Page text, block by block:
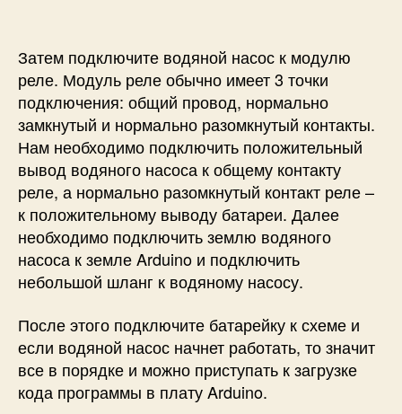
Затем подключите водяной насос к модулю
реле. Модуль реле обычно имеет 3 точки
подключения: общий провод, нормально
замкнутый и нормально разомкнутый контакты.
Нам необходимо подключить положительный
вывод водяного насоса к общему контакту
реле, а нормально разомкнутый контакт реле –
к положительному выводу батареи. Далее
необходимо подключить землю водяного
насоса к земле Arduino и подключить
небольшой шланг к водяному насосу.
После этого подключите батарейку к схеме и
если водяной насос начнет работать, то значит
все в порядке и можно приступать к загрузке
кода программы в плату Arduino.